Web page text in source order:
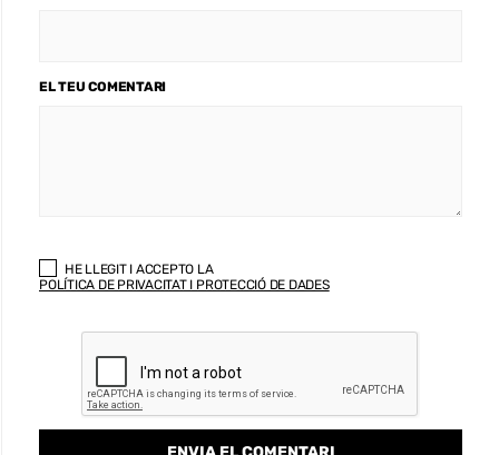
EL TEU COMENTARI
HE LLEGIT I ACCEPTO LA
POLÍTICA DE PRIVACITAT I PROTECCIÓ DE DADES